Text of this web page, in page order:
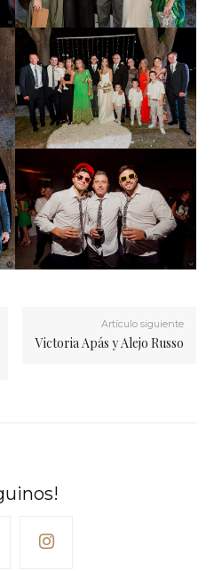
Artículo siguiente
Victoria Apás y Alejo Russo